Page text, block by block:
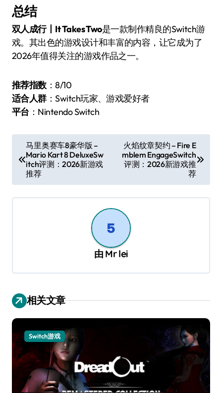
总结
双人成行丨It Takes Two是一款制作精良的Switch游
戏。其出色的游戏设计和丰富的内容，让它成为了
2026年值得关注的游戏作品之一。
推荐指数：8/10
适合人群：Switch玩家、游戏爱好者
平台 ：Nintendo Switch
章
马里奥赛车8豪华版 –
Mario Kart 8 DeluxeSw
itch评测：2026新游戏
推荐
火焰纹章契约 – Fire E
mblem EngageSwitch
评测：2026新游戏推
荐
由 Mr lei
相关文章
Switch游戏